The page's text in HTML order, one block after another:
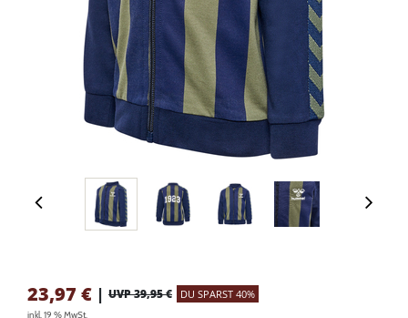
23,97 € | UVP 39,95 € DU SPARST 40%
inkl. 19 % MwSt.